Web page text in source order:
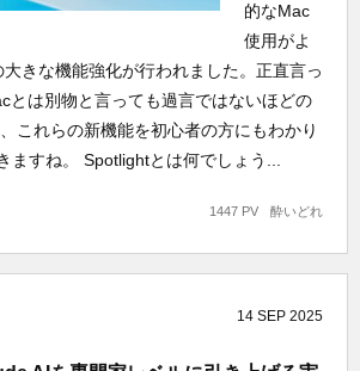
的なMac
使用がよ
大きな機能強化が行われました。正直言っ
とは別物と言っても過言ではないほどの
これらの新機能を初心者の方にもわかり
ますね。 Spotlightとは何でしょう...
酔いどれ
1447 PV
14 SEP 2025